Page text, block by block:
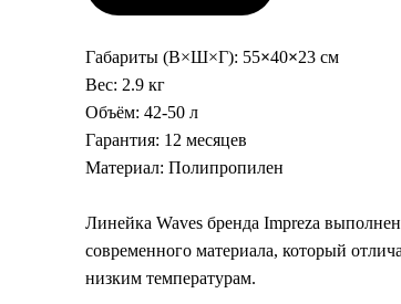
Габариты (В×Ш×Г): 55×40×23 см
Вес: 2.9 кг
Объём: 42-50 л
Гарантия: 12 месяцев
Материал: Полипропилен
Линейка Waves бренда Impreza
современного материала, который
низким температурам.